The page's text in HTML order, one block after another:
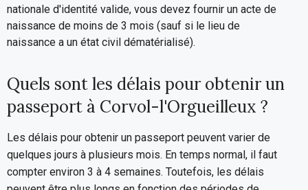
nationale d'identité valide, vous devez fournir un acte de
naissance de moins de 3 mois (sauf si le lieu de
naissance a un état civil dématérialisé).
Quels sont les délais pour obtenir un
passeport à Corvol-l'Orgueilleux ?
Les délais pour obtenir un passeport peuvent varier de
quelques jours à plusieurs mois. En temps normal, il faut
compter environ 3 à 4 semaines. Toutefois, les délais